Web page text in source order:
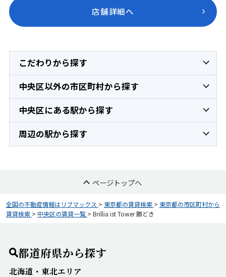
店舗詳細へ
こだわりから探す
中央区以外の市区町村から探す
中央区にある駅から探す
周辺の駅から探す
ページトップへ
全国の不動産情報はリブマックス > 東京都の賃貸検索 > 東京都の市区町村から
賃貸検索 > 中央区の賃貸一覧 > Brillia ist Tower 勝どき
都道府県から探す
北海道・東北エリア